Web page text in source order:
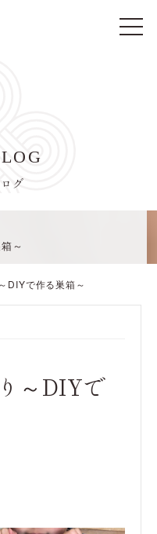
t
グ
～
DIYで作る巣箱～
～DIYで